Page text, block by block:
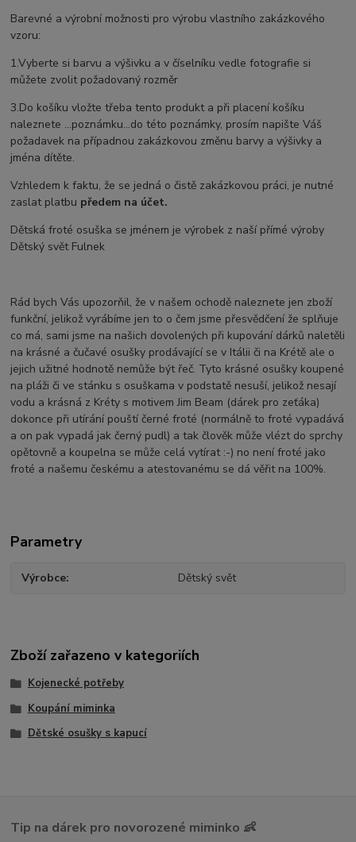
Barevné a výrobní možnosti pro výrobu vlastního zakázkového
vzoru:
1.Vyberte si barvu a výšivku a v číselníku vedle fotografie si
můžete zvolit požadovaný rozměr
3.Do košíku vložte třeba tento produkt a při placení košíku
naleznete ...poznámku...do této poznámky, prosím napište Váš
požadavek na případnou zakázkovou změnu barvy a výšivky a
jména dítěte.
Vzhledem k faktu, že se jedná o čistě zakázkovou práci, je nutné
zaslat platbu předem na účet.
Dětská froté osuška se jménem je výrobek z naší přímé výroby
Dětský svět Fulnek
Rád bych Vás upozorňil, že v našem ochodě naleznete jen zboží
funkční, jelikož vyrábíme jen to o čem jsme přesvědčení že splňuje
co má, sami jsme na našich dovolených při kupování dárků naletěli
na krásné a čučavé osušky prodávající se v Itálii či na Krétě ale o
jejich užitné hodnotě nemůže být řeč. Tyto krásné osušky koupené
na pláži či ve stánku s osuškama v podstatě nesuší, jelikož nesají
vodu a krásná z Kréty s motivem Jim Beam (dárek pro zeťáka)
dokonce při utírání pouští černé froté (normálně to froté vypadává
a on pak vypadá jak černý pudl) a tak člověk může vlézt do sprchy
opětovně a koupelna se může celá vytírat :-) no není froté jako
froté a našemu českému a atestovanému se dá věřit na 100%.
Parametry
Výrobce Dětský svět
Zboží zařazeno v kategoriích
Kojenecké potřeby
Koupání miminka
Dětské osušky s kapucí
Tip na dárek pro novorozené miminko 👶